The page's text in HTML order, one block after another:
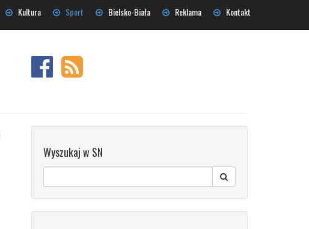
Kultura Sport Bielsko-Biała Reklama Kontakt
Wyszukaj w SN